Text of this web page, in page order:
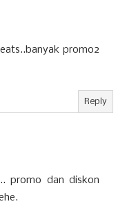
promo2
Reply
promo dan diskon